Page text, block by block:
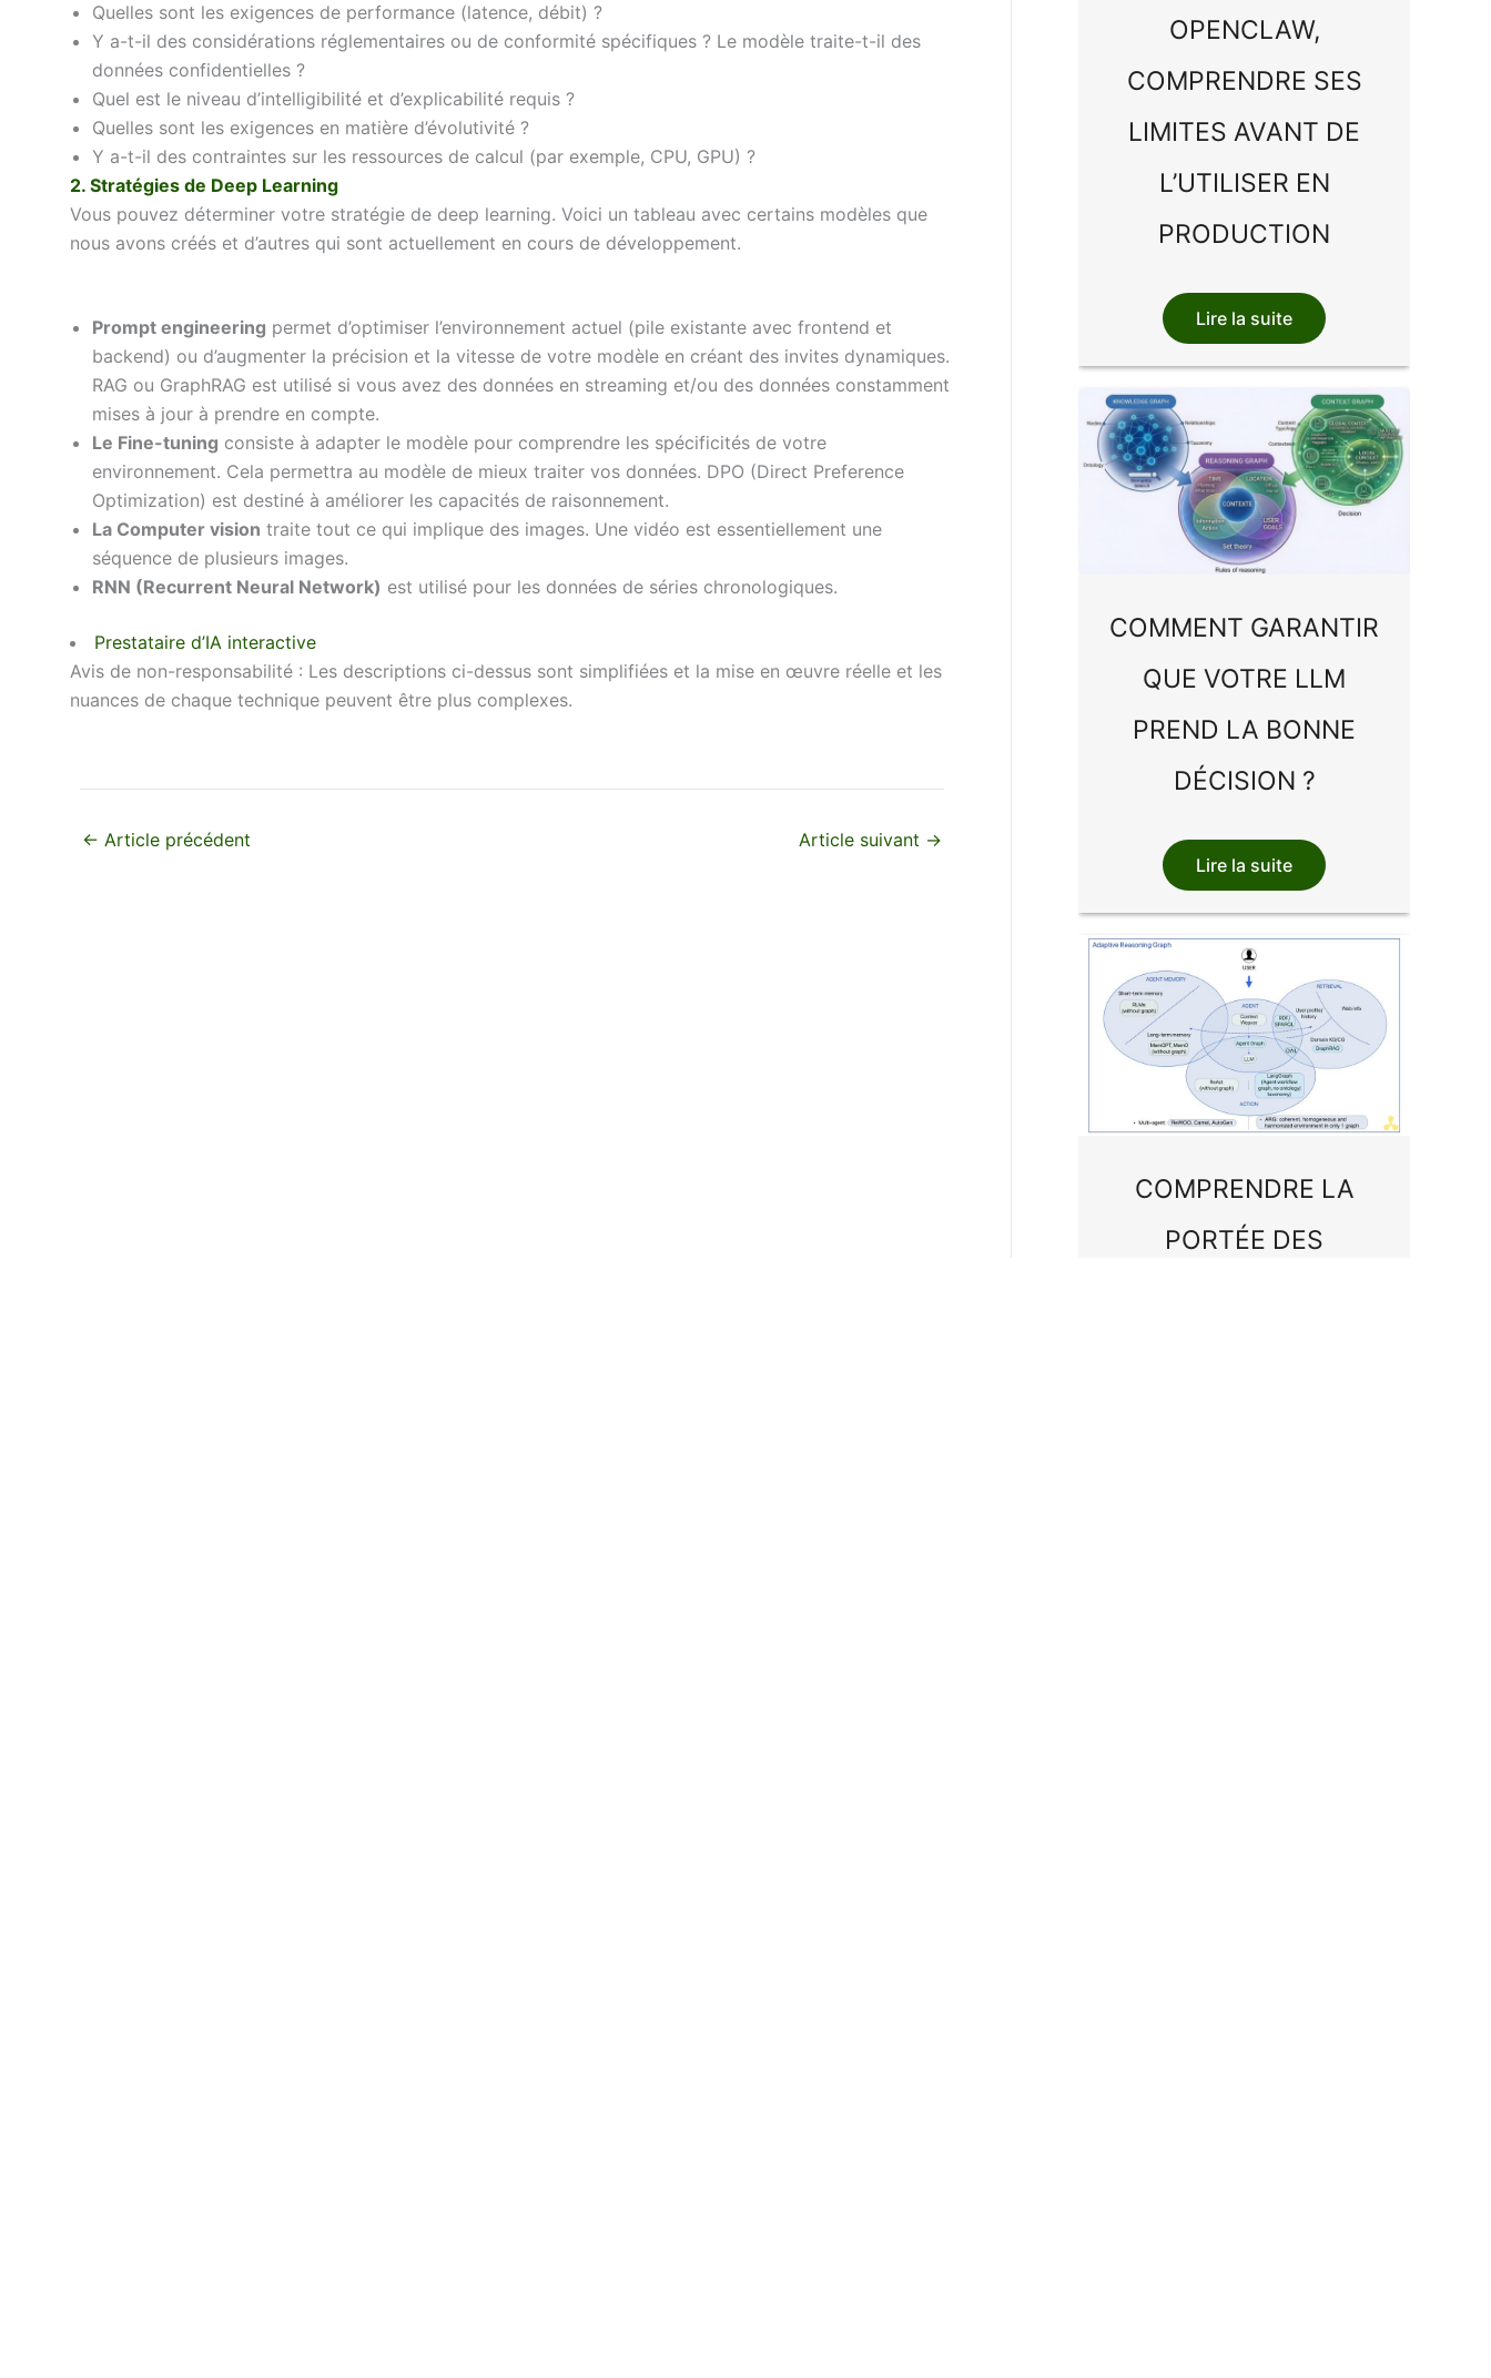
Quelles sont les exigences de performance (latence, débit) ?
Y a-t-il des considérations réglementaires ou de conformité spécifiques ? Le modèle traite-t-il des
données confidentielles ?
Quel est le niveau d’intelligibilité et d’explicabilité requis ?
Quelles sont les exigences en matière d’évolutivité ?
Y a-t-il des contraintes sur les ressources de calcul (par exemple, CPU, GPU) ?
2. Stratégies de Deep Learning
Vous pouvez déterminer votre stratégie de deep learning. Voici un tableau avec certains modèles que
nous avons créés et d’autres qui sont actuellement en cours de développement.
Prompt engineering permet d’optimiser l’environnement actuel (pile existante avec frontend et
backend) ou d’augmenter la précision et la vitesse de votre modèle en créant des invites dynamiques.
RAG ou GraphRAG est utilisé si vous avez des données en streaming et/ou des données constamment
mises à jour à prendre en compte.
Le Fine-tuning consiste à adapter le modèle pour comprendre les spécificités de votre
environnement. Cela permettra au modèle de mieux traiter vos données. DPO (Direct Preference
Optimization) est destiné à améliorer les capacités de raisonnement.
La Computer vision traite tout ce qui implique des images. Une vidéo est essentiellement une
séquence de plusieurs images.
RNN (Recurrent Neural Network) est utilisé pour les données de séries chronologiques.
Prestataire d’IA interactive
Avis de non-responsabilité : Les descriptions ci-dessus sont simplifiées et la mise en œuvre réelle et les
nuances de chaque technique peuvent être plus complexes.
← Article précédent Article suivant →
OPENCLAW,
COMPRENDRE SES
LIMITES AVANT DE
L’UTILISER EN
PRODUCTION
Lire la suite
COMMENT GARANTIR
QUE VOTRE LLM
PREND LA BONNE
DÉCISION ?
Lire la suite
COMPRENDRE LA
PORTÉE DES